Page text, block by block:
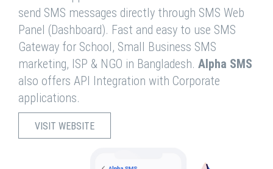
send SMS messages directly through SMS Web
Panel (Dashboard). Fast and easy to use SMS
Gateway for School, Small Business SMS
marketing, ISP & NGO in Bangladesh. Alpha SMS
also offers API Integration with Corporate
applications.
VISIT WEBSITE